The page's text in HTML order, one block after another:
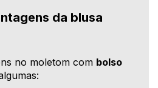
da blusa
no moletom com bolso